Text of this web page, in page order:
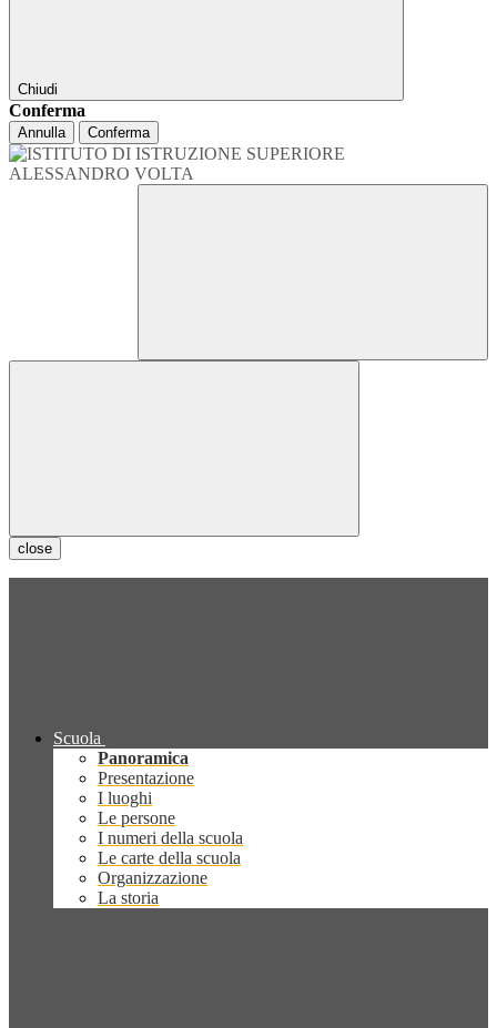
Chiudi
Conferma
Annulla Conferma
close
Scuola
Panoramica
Presentazione
I luoghi
Le persone
I numeri della scuola
Le carte della scuola
Organizzazione
La storia